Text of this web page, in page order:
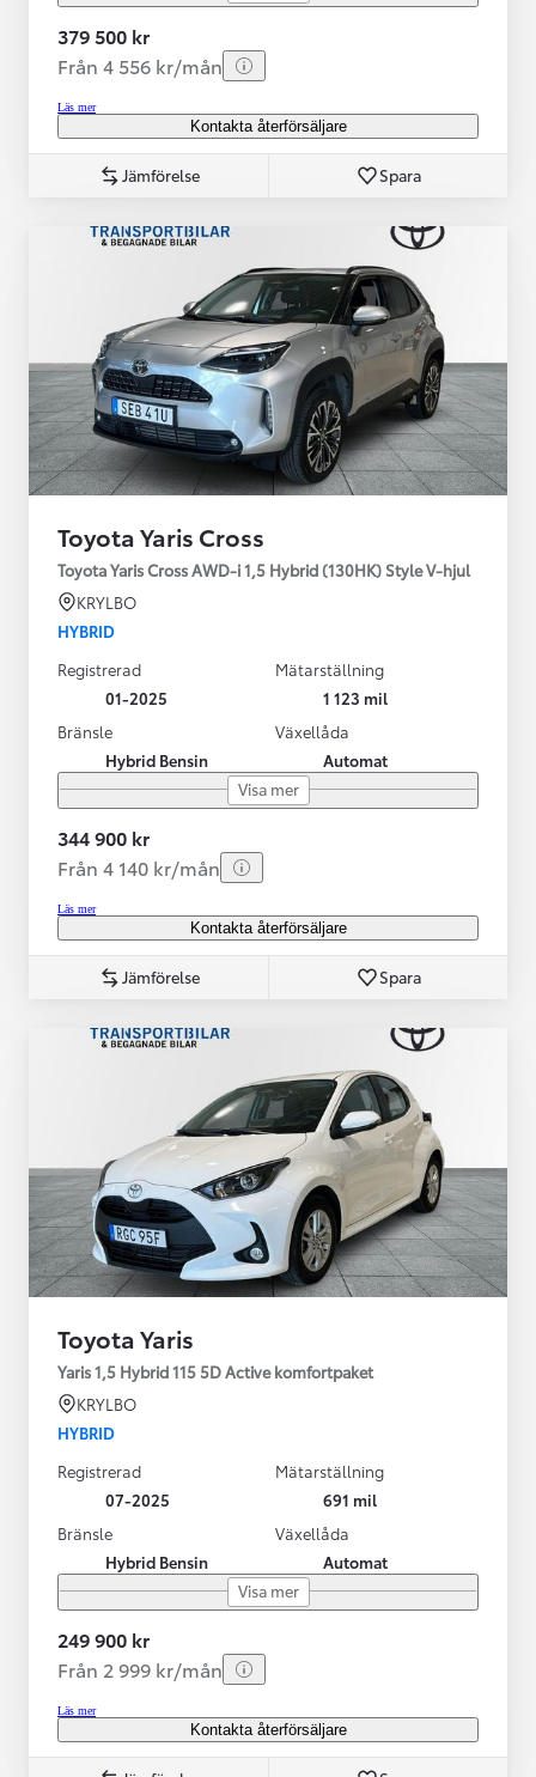
379 500 kr
Från 4 556 kr/mån
Läs mer
Kontakta återförsäljare
Jämförelse Spara
Toyota Yaris Cross
Toyota Yaris Cross AWD-i 1,5 Hybrid (130HK) Style V-hjul
KRYLBO
HYBRID
Registrerad
01-2025
Mätarställning
1 123 mil
Bränsle
Hybrid Bensin
Växellåda
Automat
Visa mer
344 900 kr
Från 4 140 kr/mån
Läs mer
Kontakta återförsäljare
Jämförelse Spara
Toyota Yaris
Yaris 1,5 Hybrid 115 5D Active komfortpaket
KRYLBO
HYBRID
Registrerad
07-2025
Mätarställning
691 mil
Bränsle
Hybrid Bensin
Växellåda
Automat
Visa mer
249 900 kr
Från 2 999 kr/mån
Läs mer
Kontakta återförsäljare